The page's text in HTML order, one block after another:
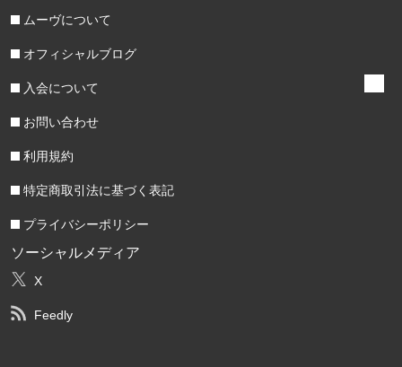
ムーヴについて
オフィシャルブログ
入会について
お問い合わせ
利用規約
特定商取引法に基づく表記
プライバシーポリシー
ソーシャルメディア
X
Feedly